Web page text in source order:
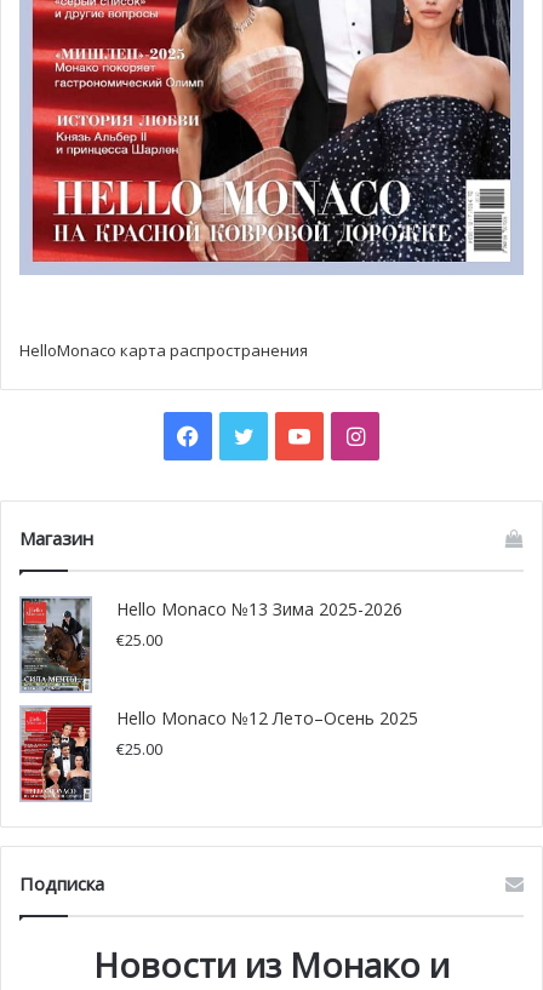
Братиславу, был приглашён престижным словацким
университетом Comenius для получения диплома
Почетного доктора за политику, направленную на
защиту окружающей среды. На церемонии
присутствовали председатель правительства Словакии
Петер Пеллегрини и министр экономики и финансов
Словакии Ладислав Каменицкий. Во второй половине
конференциям, посвященным экологическим вопросам.
HelloMonaco карта распространения
Facebook
TwitterYouTubeInstagram
Магазин
Hello Monaco №13 Зима 2025-2026
€25.00
Hello Monaco №12 Лето–Осень 2025
€25.00
Подписка
Новости из Монако и